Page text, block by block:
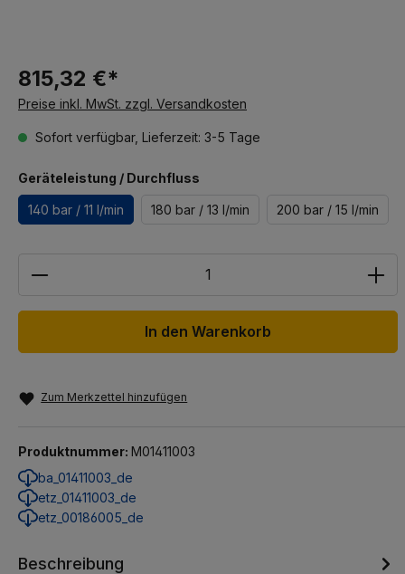
815,32 €*
Preise inkl. MwSt. zzgl. Versandkosten
Sofort verfügbar, Lieferzeit: 3-5 Tage
Geräteleistung / Durchfluss
140 bar / 11 l/min 180 bar / 13 l/min 200 bar / 15 l/min
In den Warenkorb
Zum Merkzettel hinzufügen
Produktnummer: M01411003
ba_01411003_de
etz_01411003_de
etz_00186005_de
Beschreibung